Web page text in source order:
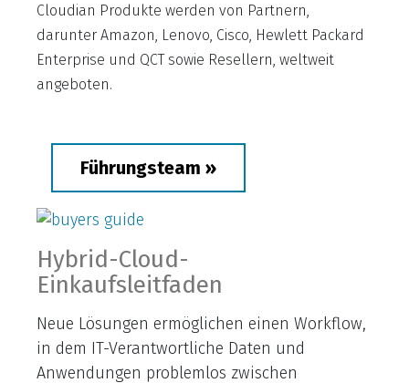
Cloudian Produkte werden von Partnern,
darunter Amazon, Lenovo, Cisco, Hewlett Packard
Enterprise und QCT sowie Resellern, weltweit
angeboten.
Führungsteam »
Hybrid-Cloud-
Einkaufsleitfaden
Neue Lösungen ermöglichen einen Workflow,
in dem IT-Verantwortliche Daten und
Anwendungen problemlos zwischen